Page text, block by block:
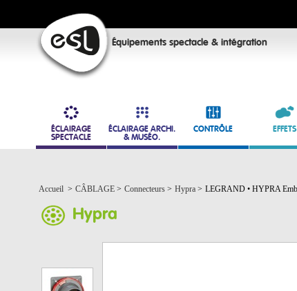
Équipements spectacle & intégration
ÉCLAIRAGE
SPECTACLE
ÉCLAIRAGE ARCHI.
& MUSÉO.
CONTRÔLE EFFETS
Accueil > CÂBLAGE > Connecteurs > Hypra > LEGRAND • HYPRA
Hypra